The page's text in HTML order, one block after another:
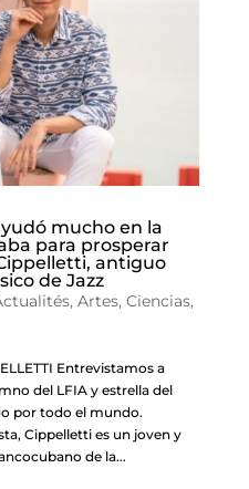
mucho en la
para prosperar
antiguo
de Jazz
, Artes, Ciencias,
Entrevistamos a
del LFIA y estrella del
por todo el mundo.
Cippelletti es un joven y
de la...